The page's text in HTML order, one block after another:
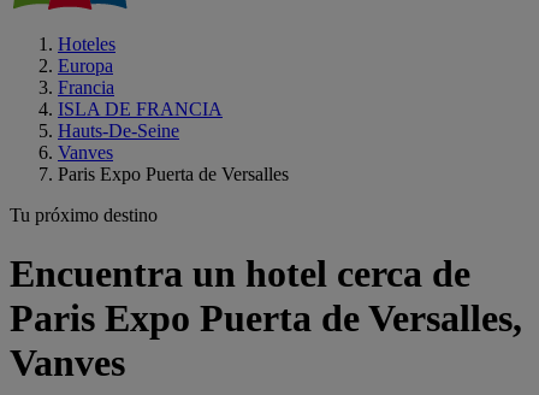
Hoteles
Europa
Francia
ISLA DE FRANCIA
Hauts-De-Seine
Vanves
Paris Expo Puerta de Versalles
Tu próximo destino
Encuentra un hotel cerca de
Paris Expo Puerta de Versalles,
Vanves